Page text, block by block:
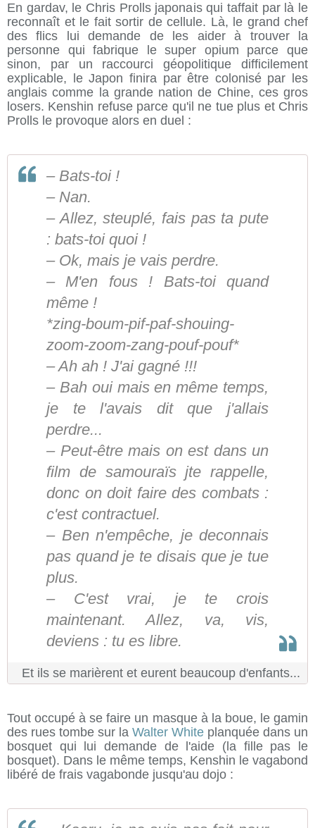
En gardav, le Chris Prolls japonais qui taffait par là le
reconnaît et le fait sortir de cellule. Là, le grand chef
des flics lui demande de les aider à trouver la
personne qui fabrique le super opium parce que
sinon, par un raccourci géopolitique difficilement
explicable, le Japon finira par être colonisé par les
anglais comme la grande nation de Chine, ces gros
losers. Kenshin refuse parce qu'il ne tue plus et Chris
Prolls le provoque alors en duel :
– Bats-toi !
– Nan.
– Allez, steuplé, fais pas ta pute
: bats-toi quoi !
– Ok, mais je vais perdre.
– M'en fous ! Bats-toi quand
même !
*zing-boum-pif-paf-shouing-
zoom-zoom-zang-pouf-pouf*
– Ah ah ! J'ai gagné !!!
– Bah oui mais en même temps,
je te l'avais dit que j'allais
perdre...
– Peut-être mais on est dans un
film de samouraïs jte rappelle,
donc on doit faire des combats :
c'est contractuel.
– Ben n'empêche, je deconnais
pas quand je te disais que je tue
plus.
– C'est vrai, je te crois
maintenant. Allez, va, vis,
deviens : tu es libre.
Et ils se marièrent et eurent beaucoup d'enfants...
Tout occupé à se faire un masque à la boue, le gamin
des rues tombe sur la Walter White planquée dans un
bosquet qui lui demande de l'aide (la fille pas le
bosquet). Dans le même temps, Kenshin le vagabond
libéré de frais vagabonde jusqu'au dojo :